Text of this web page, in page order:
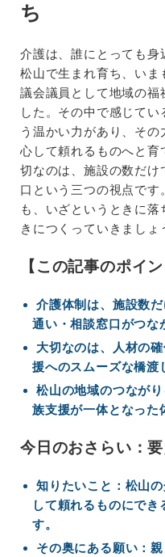
ち
介護は、誰にとっても身
松山で生まれ育ち、いま
議会議員として地域の福
した。その中で感じて
う温かい力があり、そ
心して頼れるものへと育
切なのは、施設の数だけ
口という三つの視点です
も、いざというときに
きにつくっていきましょ
【この記事のポイン
介護体制は、施設数
通い・相談窓口がつな
大切なのは、人材の
援へのスムーズな橋渡
松山の地域のつなが
族支援が一体となった
今日のおさらい：
知りたいこと：松山
して頼れるものにで
す。
その奥にある願い：